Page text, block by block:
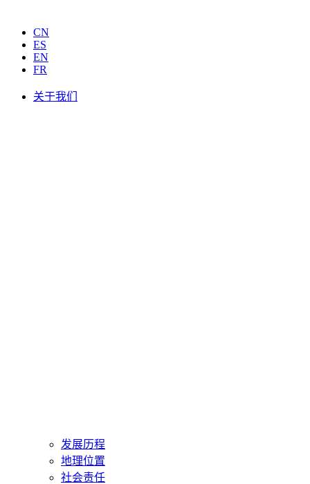
CN
ES
EN
FR
关于我们
发展历程
地理位置
社会责任